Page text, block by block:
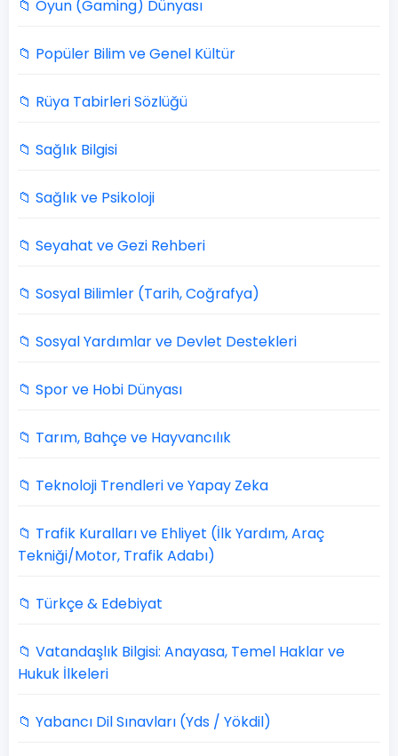
📁 Oyun (Gaming) Dünyası
📁 Popüler Bilim ve Genel Kültür
📁 Rüya Tabirleri Sözlüğü
📁 Sağlık Bilgisi
📁 Sağlık ve Psikoloji
📁 Seyahat ve Gezi Rehberi
📁 Sosyal Bilimler (Tarih, Coğrafya)
📁 Sosyal Yardımlar ve Devlet Destekleri
📁 Spor ve Hobi Dünyası
📁 Tarım, Bahçe ve Hayvancılık
📁 Teknoloji Trendleri ve Yapay Zeka
📁 Trafik Kuralları ve Ehliyet (İlk Yardım, Araç
Tekniği/Motor, Trafik Adabı)
📁 Türkçe & Edebiyat
📁 Vatandaşlık Bilgisi: Anayasa, Temel Haklar ve
Hukuk İlkeleri
📁 Yabancı Dil Sınavları (Yds / Yökdil)